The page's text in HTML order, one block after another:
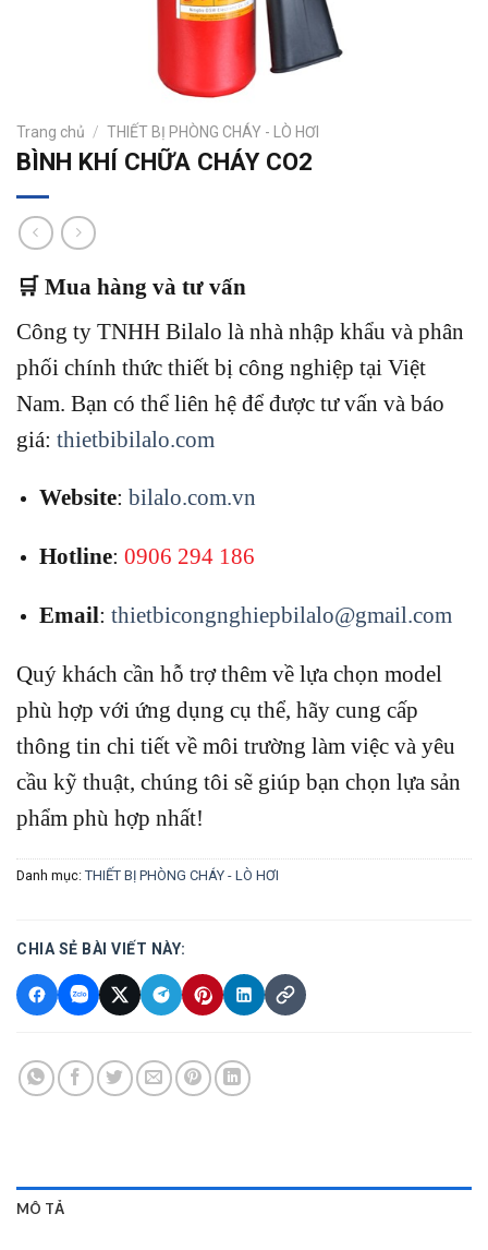
Trang chủ / THIẾT BỊ PHÒNG CHÁY - LÒ HƠI
BÌNH KHÍ CHỮA CHÁY CO2
🛒 Mua hàng và tư vấn
Công ty TNHH Bilalo là nhà nhập khẩu và phân
phối chính thức thiết bị công nghiệp tại Việt
Nam. Bạn có thể liên hệ để được tư vấn và báo
giá: thietbibilalo.com
Website: bilalo.com.vn
Hotline: 0906 294 186
Email: thietbicongnghiepbilalo@gmail.com
Quý khách cần hỗ trợ thêm về lựa chọn model
phù hợp với ứng dụng cụ thể, hãy cung cấp
thông tin chi tiết về môi trường làm việc và yêu
cầu kỹ thuật, chúng tôi sẽ giúp bạn chọn lựa sản
phẩm phù hợp nhất!
Danh mục: THIẾT BỊ PHÒNG CHÁY - LÒ HƠI
CHIA SẺ BÀI VIẾT NÀY:
MÔ TẢ